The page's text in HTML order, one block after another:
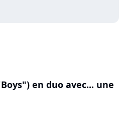
en duo avec... une